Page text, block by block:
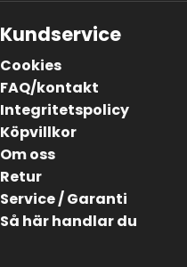
Kundservice
Cookies
FAQ/kontakt
Integritetspolicy
Köpvillkor
Om oss
Retur
Service / Garanti
Så här handlar du